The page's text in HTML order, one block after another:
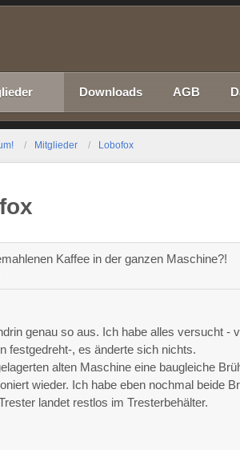
Downloads AGB
Mitglieder Lobofox
Kaffee in der ganzen Maschine?!
genau so aus. Ich habe alles versucht -
festgedreht-, es änderte sich nichts.
alten Maschine eine baugleiche
wieder. Ich habe eben nochmal beide
landet restlos im Tresterbehälter.